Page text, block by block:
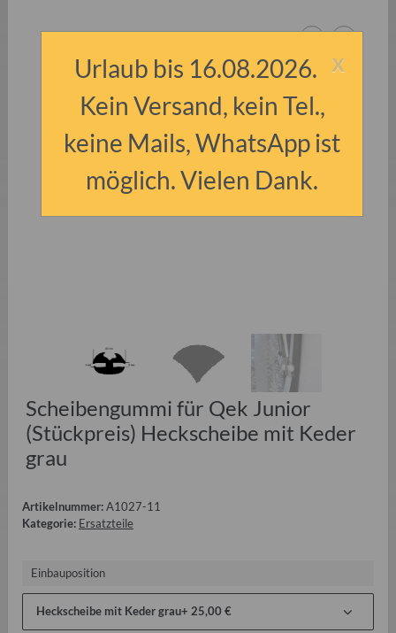
Scheibengummi für Qek Junior
(Stückpreis) Heckscheibe mit Keder
grau
Artikelnummer:A1027-11
Kategorie: Ersatzteile
Einbauposition
Heckscheibe mit Keder grau+ 25,00 €
x
Urlaub bis 16.08.2026.
Kein Versand, kein Tel.,
keine Mails, WhatsApp ist
möglich. Vielen Dank.